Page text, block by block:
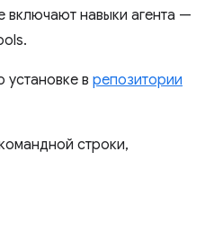
включают навыки агента —
установке в репозитории
строки,